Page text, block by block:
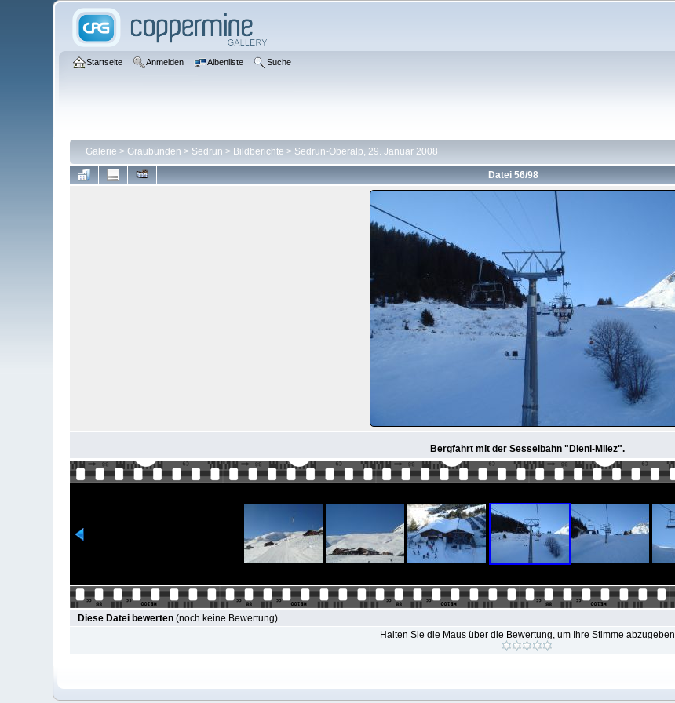
Startseite Anmelden Albenliste Suche
Galerie > Graubünden > Sedrun > Bildberichte > Sedrun-Oberalp, 29. Januar 2008
Datei 56/98
Bergfahrt mit der Sesselbahn "Dieni-Milez".
Diese Datei bewerten(noch keine Bewertung)
Halten Sie die Maus über die Bewertung, um Ihre Stimme abzugeben